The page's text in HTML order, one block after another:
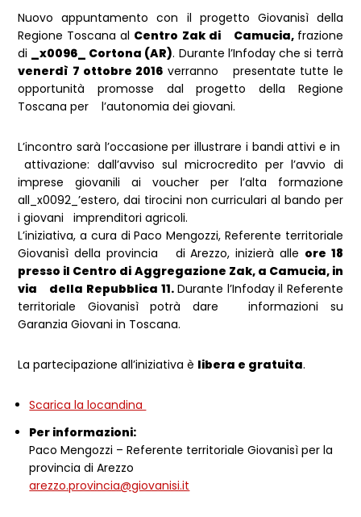
Nuovo appuntamento con il progetto Giovanisì della
Regione Toscana al Centro Zak di Camucia, frazione
di _x0096_ Cortona (AR). Durante l’Infoday che si terrà
venerdì 7 ottobre 2016 verranno presentate tutte le
opportunità promosse dal progetto della Regione
Toscana per l’autonomia dei giovani.
L’incontro sarà l’occasione per illustrare i bandi attivi e in
attivazione: dall’avviso sul microcredito per l’avvio di
imprese giovanili ai voucher per l’alta formazione
all_x0092_’estero, dai tirocini non curriculari al bando per
i giovani imprenditori agricoli.
L’iniziativa, a cura di Paco Mengozzi, Referente territoriale
Giovanisì della provincia di Arezzo, inizierà alle ore 18
presso il Centro di Aggregazione Zak, a Camucia, in
via della Repubblica 11.Durante l’Infoday il Referente
territoriale Giovanisì potrà dare informazioni su
Garanzia Giovani in Toscana.
La partecipazione all’iniziativa è libera e gratuita.
Scarica la locandina
Per informazioni:
Paco Mengozzi – Referente territoriale Giovanisì per la
provincia di Arezzo
arezzo.provincia@giovanisi.it